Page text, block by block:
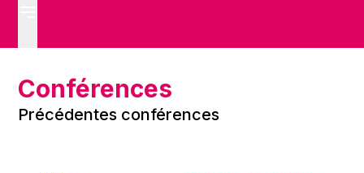
Conférences
Précédentes conférences